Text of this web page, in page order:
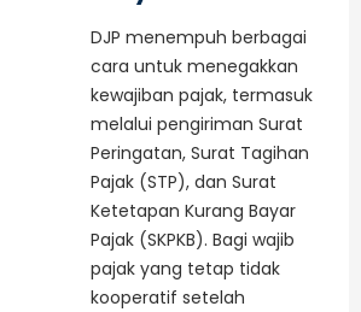
DJP menempuh berbagai
cara untuk menegakkan
kewajiban pajak, termasuk
melalui pengiriman Surat
Peringatan, Surat Tagihan
Pajak (STP), dan Surat
Ketetapan Kurang Bayar
Pajak (SKPKB). Bagi wajib
pajak yang tetap tidak
kooperatif setelah